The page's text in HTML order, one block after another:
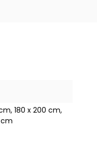
180 x 200 cm,